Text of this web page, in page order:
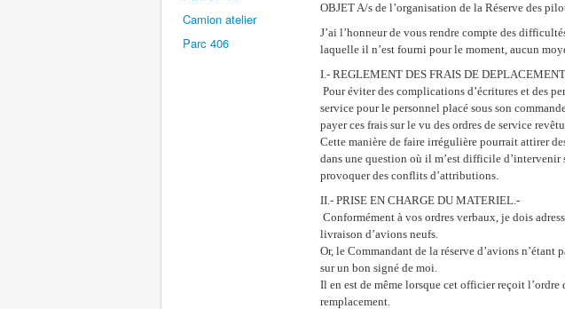
Camion atelier
Parc 406
OBJET A/s de l’organisation de la Réserve des
J’ai l’honneur de vous rendre compte des
laquelle il n’est fourni pour le moment, aucun
I.- REGLEMENT DES FRAIS DE
Pour éviter des complications d’écritures et des
service pour le personnel placé sous son
payer ces frais sur le vu des ordres de service
Cette manière de faire irrégulière pourrait attirer
dans une question où il m’est difficile d’intervenir
provoquer des conflits d’attributions.
II.- PRISE EN CHARGE DU MATERIEL.-
Conformément à vos ordres verbaux, je dois
livraison d’avions neufs.
Or, le Commandant de la réserve d’avions
sur un bon signé de moi.
Il en est de même lorsque cet officier reçoit
remplacement.